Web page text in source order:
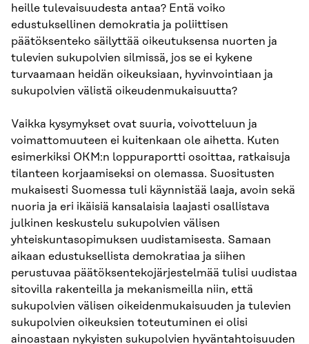
heille tulevaisuudesta antaa? Entä voiko
edustuksellinen demokratia ja poliittisen
päätöksenteko säilyttää oikeutuksensa nuorten ja
tulevien sukupolvien silmissä, jos se ei kykene
turvaamaan heidän oikeuksiaan, hyvinvointiaan ja
sukupolvien välistä oikeudenmukaisuutta?
Vaikka kysymykset ovat suuria, voivotteluun ja
voimattomuuteen ei kuitenkaan ole aihetta. Kuten
esimerkiksi OKM:n loppuraportti osoittaa, ratkaisuja
tilanteen korjaamiseksi on olemassa. Suositusten
mukaisesti Suomessa tuli käynnistää laaja, avoin sekä
nuoria ja eri ikäisiä kansalaisia laajasti osallistava
julkinen keskustelu sukupolvien välisen
yhteiskuntasopimuksen uudistamisesta. Samaan
aikaan edustuksellista demokratiaa ja siihen
perustuvaa päätöksentekojärjestelmää tulisi uudistaa
sitovilla rakenteilla ja mekanismeilla niin, että
sukupolvien välisen oikeidenmukaisuuden ja tulevien
sukupolvien oikeuksien toteutuminen ei olisi
ainoastaan nykyisten sukupolvien hyväntahtoisuuden